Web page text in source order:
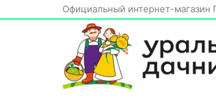
Официальный интернет-магазин